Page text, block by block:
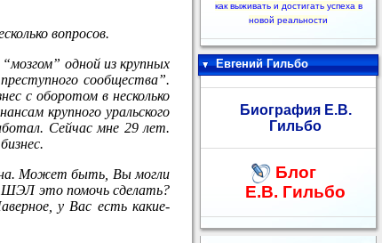
вопросов.
одной из крупных
сообщества”.
с оборотом в несколько
крупного уральского
Сейчас мне 29 лет.
Может быть, Вы могли
ШЭЛ это помочь сделать?
у Вас есть какие-
как выживать и достигать успеха в
новой реальности
Евгений Гильбо
Биография Е.В.
Гильбо
Блог
Е.В. Гильбо